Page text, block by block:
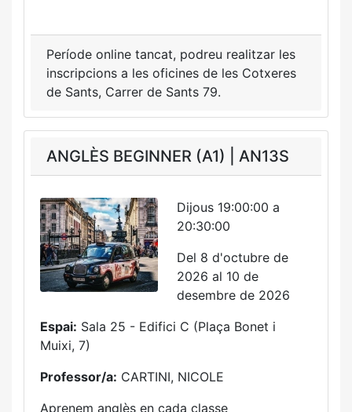
Període online tancat, podreu realitzar les
inscripcions a les oficines de les Cotxeres
de Sants, Carrer de Sants 79.
ANGLÈS BEGINNER (A1) | AN13S
Dijous 19:00:00 a
20:30:00
Del 8 d'octubre de
2026 al 10 de
desembre de 2026
Espai: Sala 25 - Edifici C (Plaça Bonet i
Muixi, 7)
Professor/a: CARTINI, NICOLE
Aprenem anglès en cada classe